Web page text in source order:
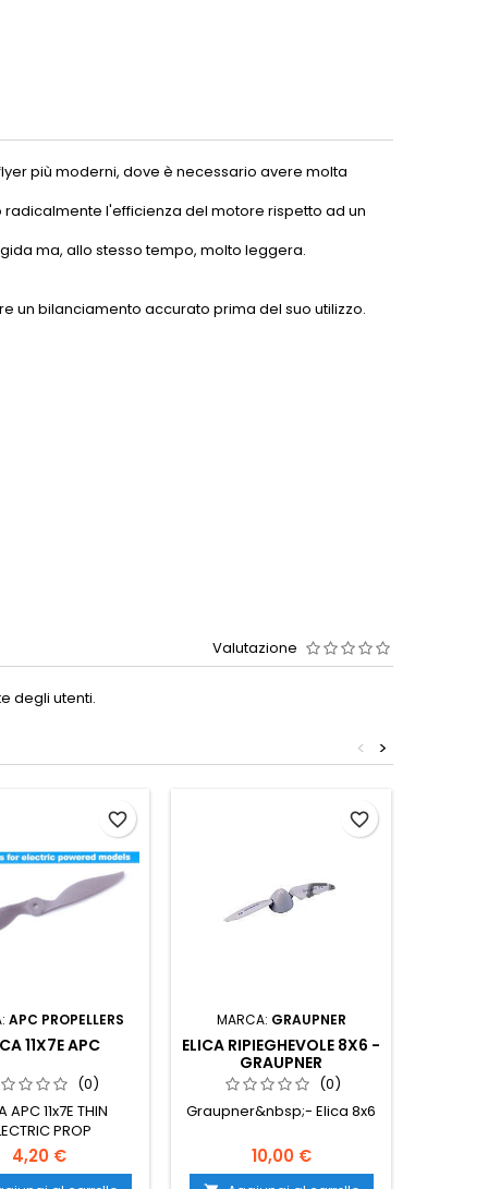
più moderni, dove è necessario avere molta
radicalmente l'efficienza del motore rispetto ad un
ma, allo stesso tempo, molto leggera.
un bilanciamento accurato prima del suo utilizzo.
Valutazione
degli utenti.
>
<
APC PROPELLERS
11X7E APC
(0)
APC 11x7E THIN
PROP
4,20 €
favorite_border
MARCA: GRAUPNER
ELICA RIPIEGHEVOLE 8X6 -
GRAUPNER
(0)
Graupner&nbsp;- Elica 8x6
10,00 €
favorite_border